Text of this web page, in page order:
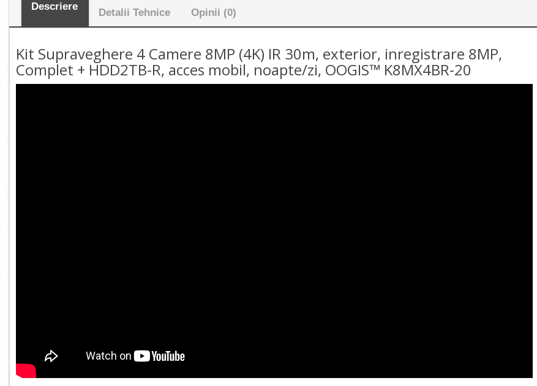
Descriere
Detalii Tehnice Opinii (0)
Kit Supraveghere 4 Camere 8MP (4K) IR 30m, exterior, inregistrare 8MP,
Complet + HDD2TB-R, acces mobil, noapte/zi, OOGIS™ K8MX4BR-20